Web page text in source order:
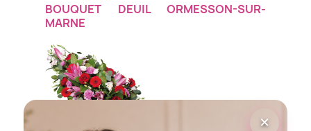
BOUQUET DEUIL ORMESSON-SUR-
MARNE
×